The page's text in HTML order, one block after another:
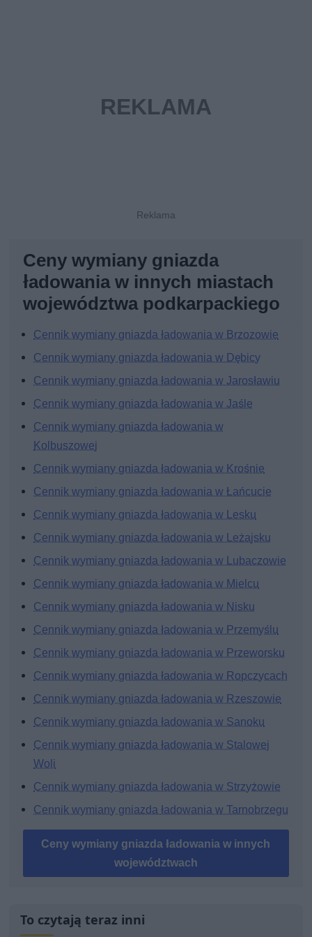
Ceny wymiany gniazda
ładowania w innych miastach
województwa podkarpackiego
Cennik wymiany gniazda ładowania w Brzozowie
Cennik wymiany gniazda ładowania w Dębicy
Cennik wymiany gniazda ładowania w Jarosławiu
Cennik wymiany gniazda ładowania w Jaśle
Cennik wymiany gniazda ładowania w
Kolbuszowej
Cennik wymiany gniazda ładowania w Krośnie
Cennik wymiany gniazda ładowania w Łańcucie
Cennik wymiany gniazda ładowania w Lesku
Cennik wymiany gniazda ładowania w Leżajsku
Cennik wymiany gniazda ładowania w Lubaczowie
Cennik wymiany gniazda ładowania w Mielcu
Cennik wymiany gniazda ładowania w Nisku
Cennik wymiany gniazda ładowania w Przemyślu
Cennik wymiany gniazda ładowania w Przeworsku
Cennik wymiany gniazda ładowania w Ropczycach
Cennik wymiany gniazda ładowania w Rzeszowie
Cennik wymiany gniazda ładowania w Sanoku
Cennik wymiany gniazda ładowania w Stalowej
Woli
Cennik wymiany gniazda ładowania w Strzyżowie
Cennik wymiany gniazda ładowania w Tarnobrzegu
Ceny wymiany gniazda ładowania w innych
województwach
To czytają teraz inni